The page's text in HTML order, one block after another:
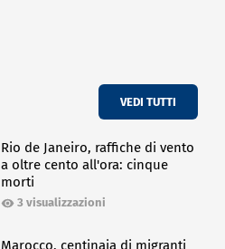
VEDI TUTTI
Rio de Janeiro, raffiche di vento
a oltre cento all'ora: cinque
morti
3 visualizzazioni
Marocco, centinaia di migranti